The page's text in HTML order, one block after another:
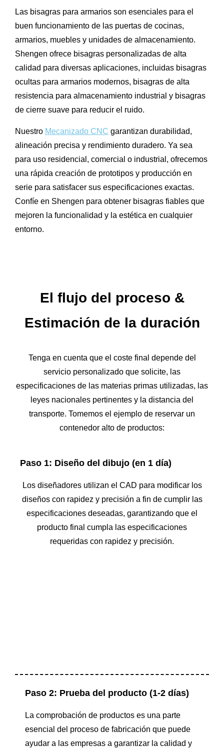
Las bisagras para armarios son esenciales para el
buen funcionamiento de las puertas de cocinas,
armarios, muebles y unidades de almacenamiento.
Shengen ofrece bisagras personalizadas de alta
calidad para diversas aplicaciones, incluidas bisagras
ocultas para armarios modernos, bisagras de alta
resistencia para almacenamiento industrial y bisagras
de cierre suave para reducir el ruido.
Nuestro Mecanizado CNC garantizan durabilidad,
alineación precisa y rendimiento duradero. Ya sea
para uso residencial, comercial o industrial, ofrecemos
una rápida creación de prototipos y producción en
serie para satisfacer sus especificaciones exactas.
Confíe en Shengen para obtener bisagras fiables que
mejoren la funcionalidad y la estética en cualquier
entorno.
El flujo del proceso &
Estimación de la duración
Tenga en cuenta que el coste final depende del
servicio personalizado que solicite, las
especificaciones de las materias primas utilizadas, las
leyes nacionales pertinentes y la distancia del
transporte. Tomemos el ejemplo de reservar un
contenedor alto de productos:
Paso 1: Diseño del dibujo (en 1 día)
Los diseñadores utilizan el CAD para modificar los
diseños con rapidez y precisión a fin de cumplir las
especificaciones deseadas, garantizando que el
producto final cumpla las especificaciones
requeridas con rapidez y precisión.
Paso 2: Prueba del producto (1-2 días)
La comprobación de productos es una parte
esencial del proceso de fabricación que puede
ayudar a las empresas a garantizar la calidad y